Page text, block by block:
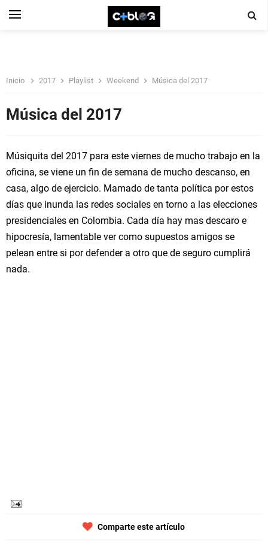
Inicio 2017 Playlist Weekend Música del 2017
Música del 2017
Músiquita del 2017 para este viernes de mucho trabajo en la
oficina, se viene un fin de semana de mucho descanso, en
casa, algo de ejercicio. Mamado de tanta política por estos
días que inunda las redes sociales en torno a las elecciones
presidenciales en Colombia. Cada día hay mas descaro e
hipocresía, lamentable ver como supuestos amigos se
pelean entre si por defender a otro que de seguro cumplirá
nada.
Comparte este artículo